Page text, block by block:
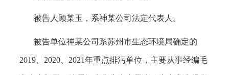
被告人顾某玉，系神某公司法定代表人。
被告单位神某公司系苏州市生态环境局确定的
2019、2020、2021年重点排污单位，主要从事经编毛